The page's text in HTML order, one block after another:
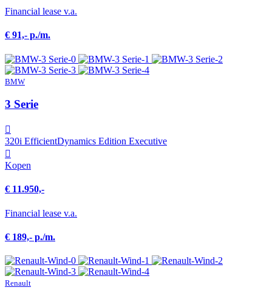
Financial lease v.a.
€ 91,- p./m.
BMW
3 Serie
320i EfficientDynamics Edition Executive
Kopen
€ 11.950,-
Financial lease v.a.
€ 189,- p./m.
Renault